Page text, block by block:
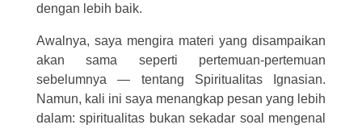
dengan lebih baik.
Awalnya, saya mengira materi yang disampaikan
akan sama seperti pertemuan-pertemuan
sebelumnya — tentang Spiritualitas Ignasian.
Namun, kali ini saya menangkap pesan yang lebih
dalam: spiritualitas bukan sekadar soal mengenal